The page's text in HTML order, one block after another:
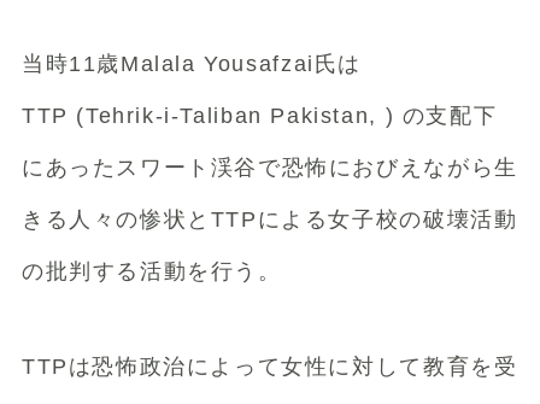
当時11歳Malala Yousafzai氏は
TTP (Tehrik-i-Taliban Pakistan, ) の支配下
にあったスワート渓谷で恐怖におびえながら生
きる人々の惨状とTTPによる女子校の破壊活動
の批判する活動を行う。
TTPは恐怖政治によって女性に対して教育を受